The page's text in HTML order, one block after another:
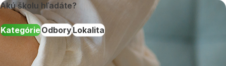
Akú školu hľadáte?
KategórieOdboryLokalita